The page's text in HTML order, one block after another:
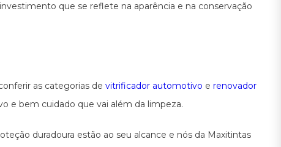
que se reflete na aparência e na conservação
as categorias de vitrificador automotivo e renovador
e bem cuidado que vai além da limpeza.
duradoura estão ao seu alcance e nós da Maxitintas